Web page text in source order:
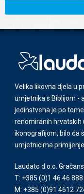
Velika likovna djela u
umjetnika s Biblijom -
jedinstvena je po
renomiranih hrvatskih
ikonografijom, bilo da
umjetnicima
Laudato d.o.o.
T: +385 (0)1 46 46 888
M: +385 (0)91 4612